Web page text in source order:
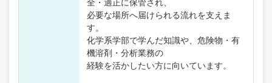
必要な場所へ届けられる流れを支えま
す。
化学系学部で学んだ知識や、危険物・有
機溶剤・分析業務の
経験を活かしたい方に向いています。